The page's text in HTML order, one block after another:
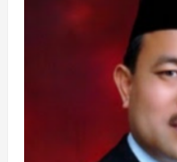
PADA
TENIS